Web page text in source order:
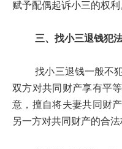
赋予配偶起诉小三的权利
三、找小三退钱犯
找小三退钱一般不犯
双方对共同财产享有平
意，擅自将夫妻共同财
另一方对共同财产的合法